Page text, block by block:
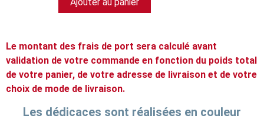
Le montant des frais de port sera calculé avant
validation de votre commande en fonction du poids total
de votre panier, de votre adresse de livraison et de votre
choix de mode de livraison.
Les dédicaces sont réalisées en couleur